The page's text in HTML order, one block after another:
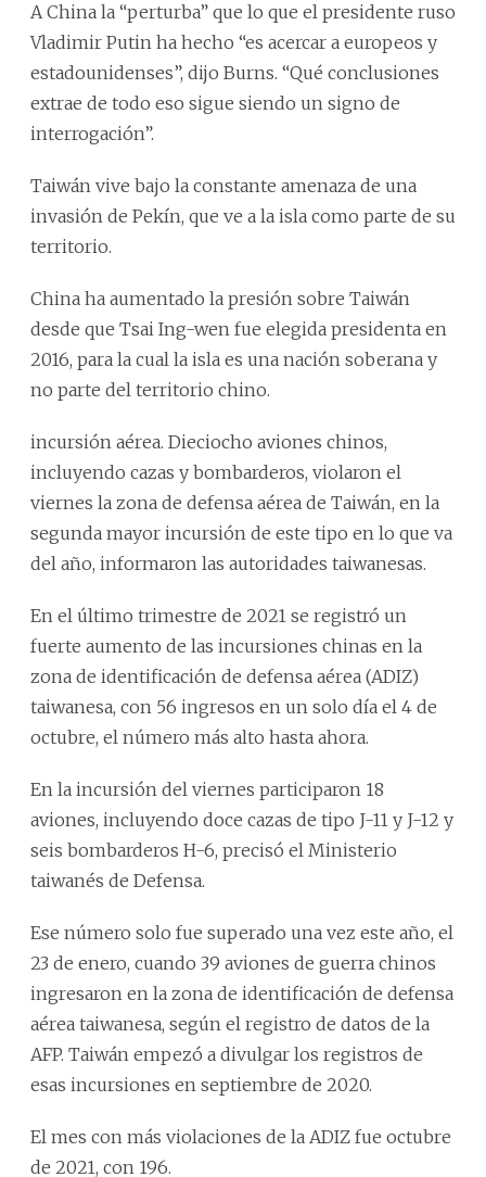
A China la “perturba” que lo que el presidente ruso
Vladimir Putin ha hecho “es acercar a europeos y
estadounidenses”, dijo Burns. “Qué conclusiones
extrae de todo eso sigue siendo un signo de
interrogación”.
Taiwán vive bajo la constante amenaza de una
invasión de Pekín, que ve a la isla como parte de su
territorio.
China ha aumentado la presión sobre Taiwán
desde que Tsai Ing-wen fue elegida presidenta en
2016, para la cual la isla es una nación soberana y
no parte del territorio chino.
incursión aérea. Dieciocho aviones chinos,
incluyendo cazas y bombarderos, violaron el
viernes la zona de defensa aérea de Taiwán, en la
segunda mayor incursión de este tipo en lo que va
del año, informaron las autoridades taiwanesas.
En el último trimestre de 2021 se registró un
fuerte aumento de las incursiones chinas en la
zona de identificación de defensa aérea (ADIZ)
taiwanesa, con 56 ingresos en un solo día el 4 de
octubre, el número más alto hasta ahora.
En la incursión del viernes participaron 18
aviones, incluyendo doce cazas de tipo J-11 y J-12 y
seis bombarderos H-6, precisó el Ministerio
taiwanés de Defensa.
Ese número solo fue superado una vez este año, el
23 de enero, cuando 39 aviones de guerra chinos
ingresaron en la zona de identificación de defensa
aérea taiwanesa, según el registro de datos de la
AFP. Taiwán empezó a divulgar los registros de
esas incursiones en septiembre de 2020.
El mes con más violaciones de la ADIZ fue octubre
de 2021, con 196.